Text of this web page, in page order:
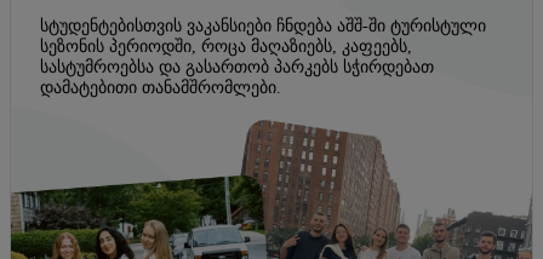
სტუდენტებისთვის ვაკანსიები ჩნდება აშშ-ში ტურისტული
სეზონის პერიოდში, როცა მაღაზიებს, კაფეებს,
სასტუმროებსა და გასართობ პარკებს სჭირდებათ
დამატებითი თანამშრომლები.